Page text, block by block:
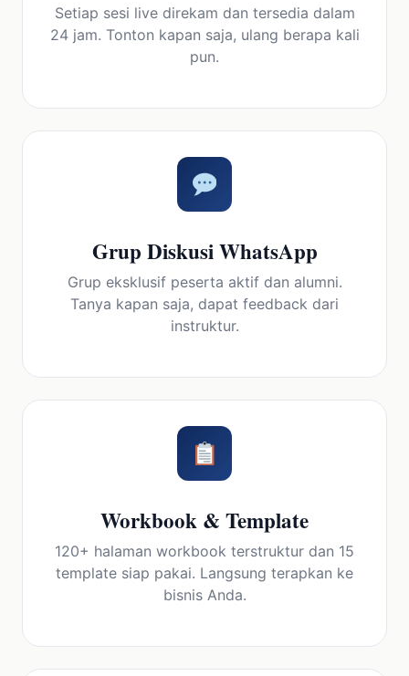
Setiap sesi live direkam dan tersedia dalam
24 jam. Tonton kapan saja, ulang berapa kali
pun.
Grup Diskusi WhatsApp
Grup eksklusif peserta aktif dan alumni.
Tanya kapan saja, dapat feedback dari
instruktur.
Workbook & Template
120+ halaman workbook terstruktur dan 15
template siap pakai. Langsung terapkan ke
bisnis Anda.